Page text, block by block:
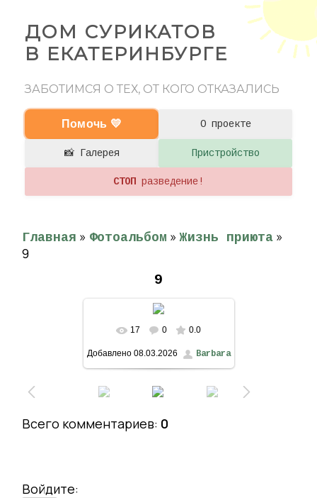
ДОМ СУРИКАТОВ
В ЕКАТЕРИНБУРГЕ
ЗАБОТИМСЯ О ТЕХ, ОТ КОГО ОТКАЗАЛИСЬ
Помочь 💛 О проекте
📸 Галерея Пристройство
СТОП разведение!
Главная » Фотоальбом » Жизнь приюта »
9
9
В реальном размере
1200x1600/ 277.8Kb
17 0 0.0
Добавлено08.03.2026 Barbara
Всего комментариев: 0
Войдите: